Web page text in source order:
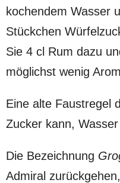
kochendem Wasser
Stückchen
Sie 4 cl Rum dazu
möglichst wenig
Eine alte Faustregel
Zucker kann,
Die Bezeichnung
Admiral